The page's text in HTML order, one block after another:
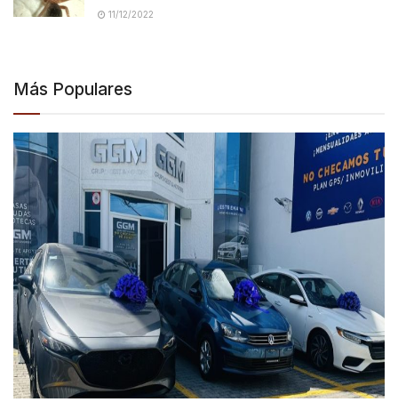
11/12/2022
Más Populares